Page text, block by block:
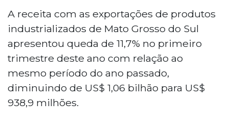
A receita com as exportações de produtos
industrializados de Mato Grosso do Sul
apresentou queda de 11,7% no primeiro
trimestre deste ano com relação ao
mesmo período do ano passado,
diminuindo de US$ 1,06 bilhão para US$
938,9 milhões.